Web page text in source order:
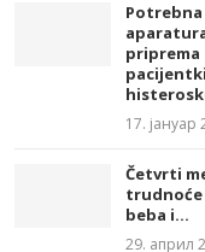
Soda bikarbona,
stvarno mogu da
Povećajte
promotivni proizvod!
Kako zaštititi dom od
Potrebna
priprema
17. јануар
Četvrti
trudnoće
beba i...
29. април